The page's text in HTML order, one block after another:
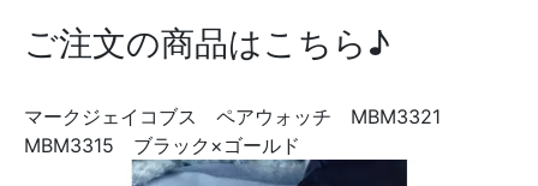
ご注文の商品はこちら♪
マークジェイコブス ペアウォッチ MBM3321
MBM3315 ブラック×ゴールド